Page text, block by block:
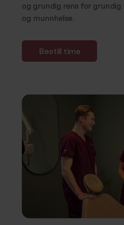
og grundig rens for
og munnhelse.
Bestill time